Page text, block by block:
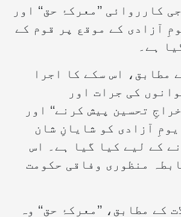
کارروائی ’’معرکۂ حق‘‘ اور
آزادی کے موقع پر قوم کے
ہے۔
مطابق، اس سکے کا اجرا
کی جرات اور
تحسین پیش کرنے‘‘ اور
78ویں یومِ آزادی کو شایانِ شان
کے لیے کیا گیا ہے۔ اس
منظوری وفاقی حکومت
کے مطابق، ’’معرکۂ حق‘‘ وہ